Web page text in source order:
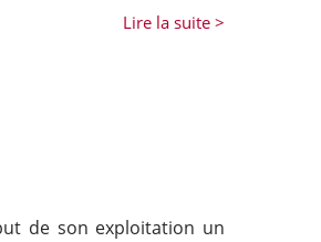
Lire la suite >
de son exploitation un